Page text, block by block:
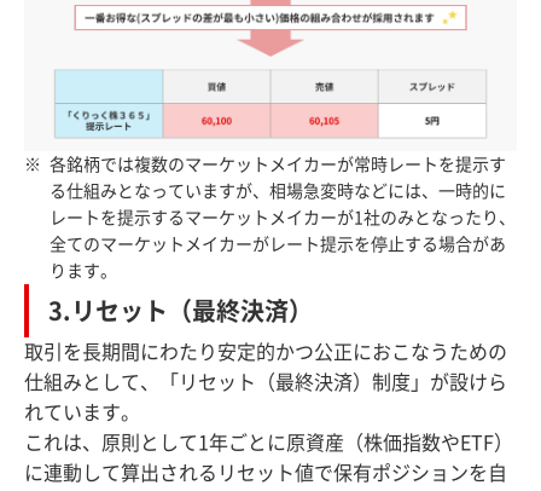
各銘柄では複数のマーケットメイカーが常時レートを提示す
る仕組みとなっていますが、相場急変時などには、一時的に
レートを提示するマーケットメイカーが1社のみとなったり、
全てのマーケットメイカーがレート提示を停止する場合があ
ります。
3.リセット（最終決済）
取引を長期間にわたり安定的かつ公正におこなうための
仕組みとして、「リセット（最終決済）制度」が設けら
れています。
これは、原則として1年ごとに原資産（株価指数やETF）
に連動して算出されるリセット値で保有ポジションを自